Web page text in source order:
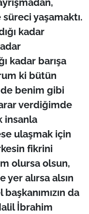
yaşamaktı.
kadar
kadar barışa
ki bütün
benim gibi
verdiğimde
insanla
ulaşmak için
fikrini
olursa olsun,
alırsa alsın
da
İbrahim